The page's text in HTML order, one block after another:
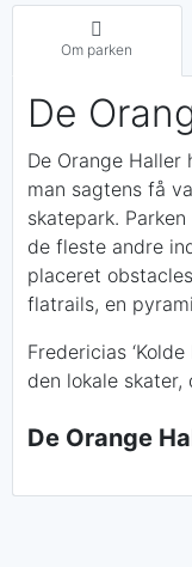
Om parken
De
De Orange Haller
man sagtens få
skatepark.
de fleste andre
placeret
flatrails, en
Fredericias
den lokale
De Orange